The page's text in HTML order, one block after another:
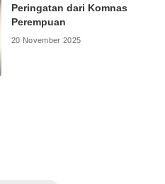
Peringatan dari Komnas
Perempuan
20 November 2025